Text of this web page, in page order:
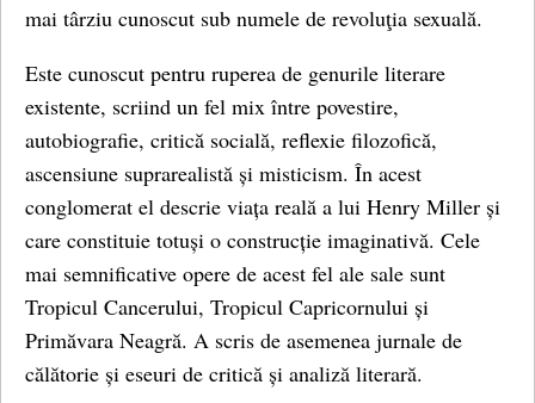
mai târziu cunoscut sub numele de revoluţia sexuală.
Este cunoscut pentru ruperea de genurile literare
existente, scriind un fel mix între povestire,
autobiografie, critică socială, reflexie filozofică,
ascensiune suprarealistă și misticism. În acest
conglomerat el descrie viața reală a lui Henry Miller și
care constituie totuși o construcție imaginativă. Cele
mai semnificative opere de acest fel ale sale sunt
Tropicul Cancerului, Tropicul Capricornului și
Primăvara Neagră. A scris de asemenea jurnale de
călătorie și eseuri de critică și analiză literară.